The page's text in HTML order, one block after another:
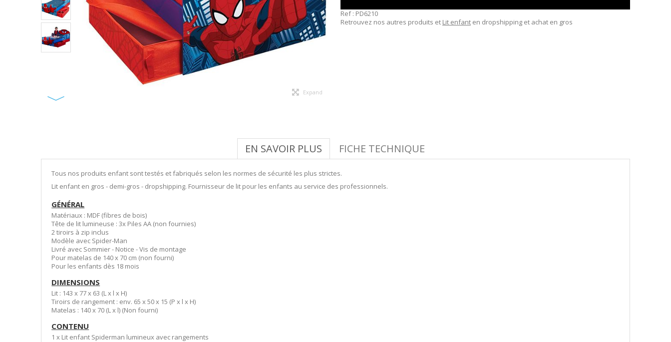
Expand
Ref : PD6210
Retrouvez nos autres produits et Lit enfant en dropshipping et achat en gros
EN SAVOIR PLUS FICHE TECHNIQUE
Tous nos produits enfant sont testés et fabriqués selon les normes de sécurité les plus strictes.
Lit enfant en gros - demi-gros - dropshipping. Fournisseur de lit pour les enfants au service des professionnels.
GÉNÉRAL
Matériaux : MDF (fibres de bois)
Tête de lit lumineuse : 3x Piles AA (non fournies)
2 tiroirs à zip inclus
Modèle avec Spider-Man
Livré avec Sommier - Notice - Vis de montage
Pour matelas de 140 x 70 cm (non fourni)
Pour les enfants dès 18 mois
DIMENSIONS
Lit : 143 x 77 x 63 (L x l x H)
Tiroirs de rangement : env. 65 x 50 x 15 (P x l x H)
Matelas : 140 x 70 (L x l) (Non fourni)
CONTENU
1 x Lit enfant Spiderman lumineux avec rangements